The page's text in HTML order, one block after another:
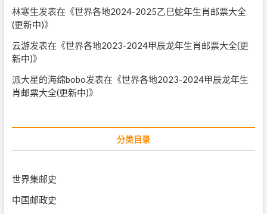
林寒生发表在《世界各地2024-2025乙巳蛇年生肖邮票大全
(更新中)》
云游发表在《世界各地2023-2024甲辰龙年生肖邮票大全(更
新中)》
派大星的海绵bobo发表在《世界各地2023-2024甲辰龙年生
肖邮票大全(更新中)》
分类目录
世界集邮史
中国邮政史